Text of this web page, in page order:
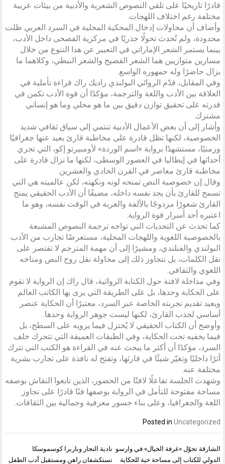
قادرًا تاريخيًا على تلقي النصوص الشعرية والأدبية من بيئات عربية
مختلفة رغم اختلاف اللهجات.
وأضاف أن محاولات إدخال المحكية المحلية في السرد العربي ظلت
محدودة، ولم تُحدث تحولًا جذريًا في مركزية الفصحى داخل الأدب،
بينما يستمر الشعر الإماراتي في التعبير عن هذا التنوع من خلال
مسارين متوازيين هما الشعر الفصيح والشعر النبطي، وكلاهما ما
يزال حاضرًا وله جمهوره الواسع.
وفي المقابل، قدّم الروائي البولندي راديك راك قراءة تأملية في
العلاقة بين الأدب واللغة والترجمة، مؤكدًا أن قوة الأدب تكمن في
قدرته على تحقيق توازن دقيق بين ما هو محلي وما هو إنساني
مشترك.
وأشار إلى أن بعض الأعمال الأدبية تنتمي إلى سياق ثقافي شديد
الخصوصية، لكنها تظل قادرة على مخاطبة قارئ بعيد عنها جغرافيًا
وزمنيًا، مستشهدًا برواية «اسم الوردة» لأومبيرتو إكو، التي تجري
أحداثها في إيطاليا في العصور الوسطى، لكنها ما تزال قادرة على
مخاطبة قارئ معاصر في القرن الحادي والعشرين.
وقال إن خصوصية النص تمنحه لونه ونكهته، لكن عالميته هي التي
تسمح للقارئ بأن يجد نفسه داخله، مضيفًا أن الأدب الحقيقي يمنح
القارئ شعورًا مزدوجًا بالألفة والغربة في الوقت نفسه، وهو ما
اعتبره أحد أسرار قوة الرواية.
كما تحدث عن التحديات التي تواجه ترجمة النصوص المشبعة
بالخصوصية اللغوية واللهجات المحلية، مستعرضًا تجارب من الأدب
البولندي والفنلندي، ومشيرًا إلى أن مهمة المترجم لا تقتصر على
نقل الكلمات، بل تتجاوز ذلك إلى محاولة نقل روح النص ومناخه
اللغوي والثقافي.
وفي مداخلة لافتة حول الكتابة الروائية، قال راك إن الرواية لا تقوم
على الحكاية وحدها، بل على الطريقة التي يرى بها الكاتب العالم
ويعيد تقديم تجربته الخاصة عبر السرد، معتبرًا أن الحكاية عنصر
أساسي لجذب القارئ، لكنها ليست جوهر الرواية وحدها.
وأوضح أن الكتاب الحقيقي لا يُختزل فيما يرويه على السطح، بل
فيما يخفيه تحت الحكاية، وفي الطبقات العميقة التي تتحرك خلف
السرد، مؤكدًا أن أكثر ما يبحث عنه في القراءة هو الكتب التي تترك
أثرًا داخليًا وتغيّر شيئًا في قارئها، وتفتح له نافذة على تجارب بشرية
مختلفة عنه.
وشهدت الجلسة تفاعلًا لافتًا من الحضور، الذين تابعوا النقاش بوصفه
مساحة مفتوحة للتأمل في الرواية بوصفها فنًا قادرًا على تجاوز
اللغة والجغرافيا، وعلى بناء جسور معرفية وجمالية بين الثقافات.
Posted in Uncategorized
تصفّح
المقالات
نادية النجار وباربرا كوسموسكا
تستكشفان راهن ومستقبل أدب الطفل
الشارقة تحوّل «غرفة الخيال» في وارسو
الدولي للكتاب إلى مساحة حية للحكاية